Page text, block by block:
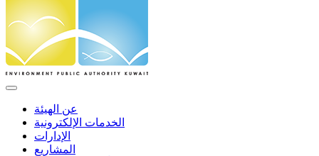
عن الهيئة
الخدمات الإلكترونية
الإدارات
المشاريع